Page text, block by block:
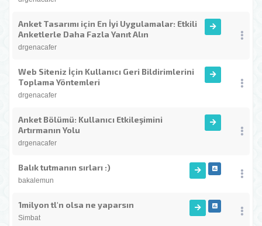
Anket Tasarımı için En İyi Uygulamalar: Etkili
Anketlerle Daha Fazla Yanıt Alın
drgenacafer
Web Siteniz İçin Kullanıcı Geri Bildirimlerini
Toplama Yöntemleri
drgenacafer
Anket Bölümü: Kullanıcı Etkileşimini
Artırmanın Yolu
drgenacafer
Balık tutmanın sırları :)
bakalemun
1milyon tl'n olsa ne yaparsın
Simbat